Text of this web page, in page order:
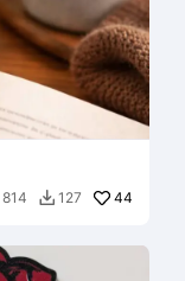
814  127 44